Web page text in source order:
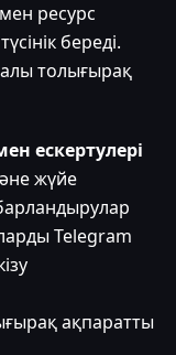
мен ресурс
береді.
толығырақ
ескертулері
жүйе
Telegram
ақпаратты